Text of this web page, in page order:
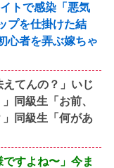
トで感染「悪気
プを仕掛けた結
心者を弄ぶ嫁ちゃ
てんの？」いじ
同級生「お前、
同級生「何があ
すよね〜」今ま